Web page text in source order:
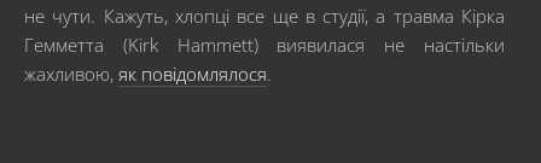
не чути. Кажуть, хлопці все ще в студії, а травма Кірка
Гемметта (Kirk Hammett) виявилася не настільки
жахливою, як повідомлялося.